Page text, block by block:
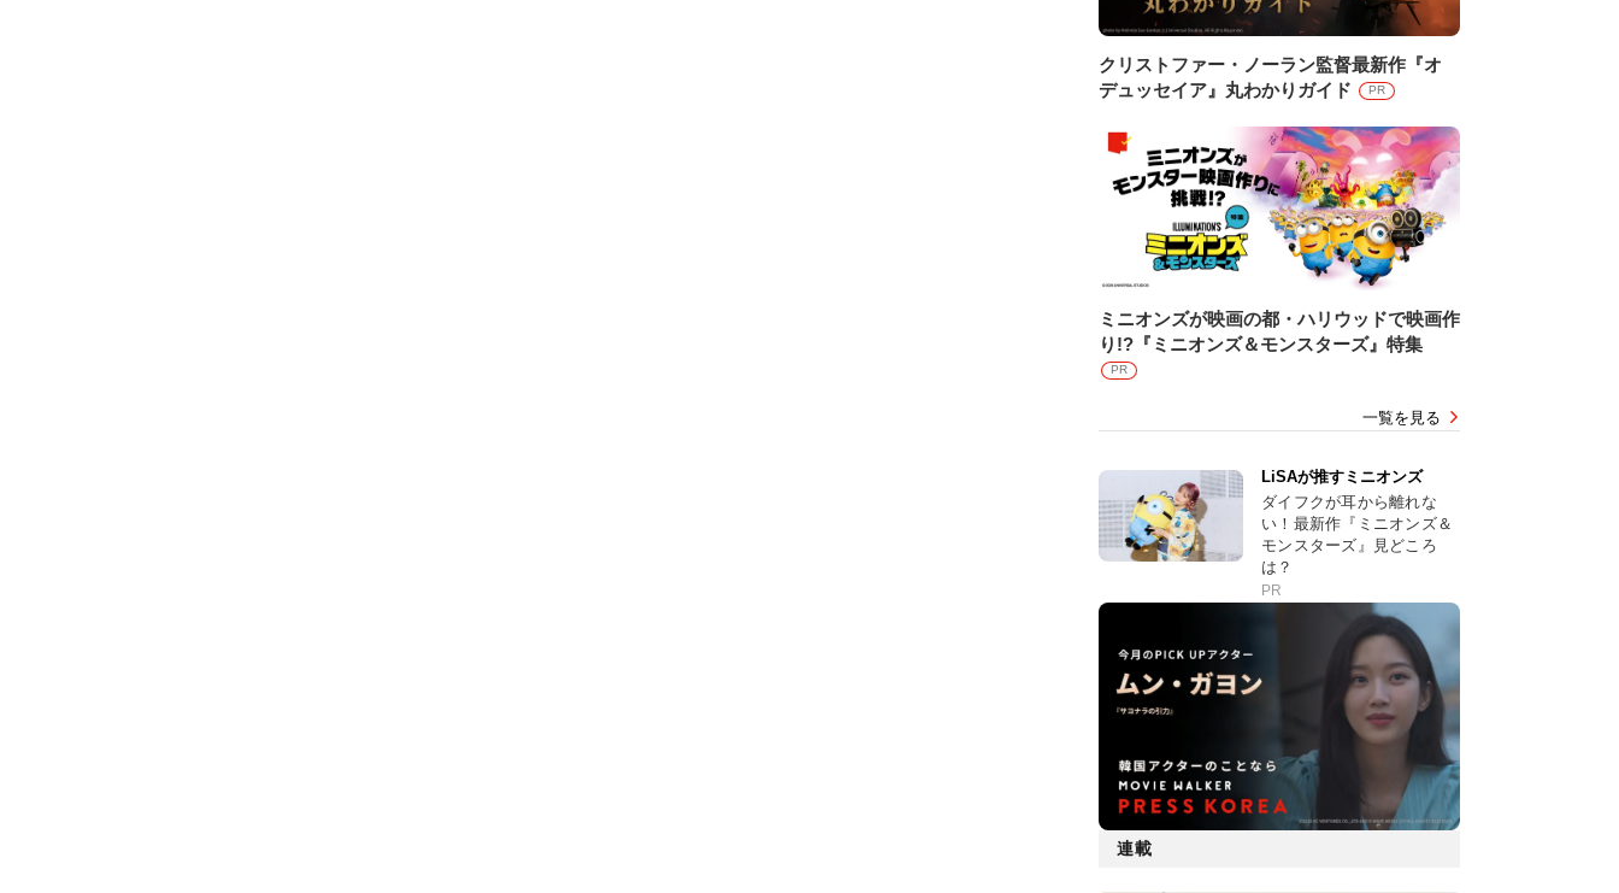
クリストファー・ノーラン監督最新作『オ
デュッセイア』丸わかりガイド
PR
ミニオンズが映画の都・ハリウッドで映画作
り!?『ミニオンズ＆モンスターズ』特集
PR
一覧を見る
LiSAが推すミニオンズ
ダイフクが耳から離れな
い！最新作『ミニオンズ＆
モンスターズ』見どころ
は？
PR
連載